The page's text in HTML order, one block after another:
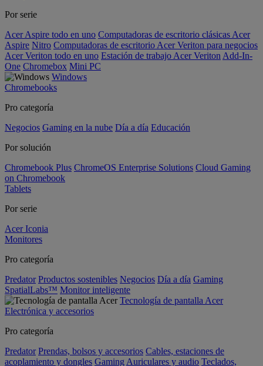
Por serie
Acer Aspire todo en uno Computadoras de escritorio clásicas Acer
Aspire Nitro Computadoras de escritorio Acer Veriton para negocios
Acer Veriton todo en uno Estación de trabajo Acer Veriton Add-In-
One Chromebox Mini PC
Windows
Chromebooks
Pro categoría
Negocios Gaming en la nube Día a día Educación
Por solución
Chromebook Plus ChromeOS Enterprise Solutions Cloud Gaming
on Chromebook
Tablets
Por serie
Acer Iconia
Monitores
Pro categoría
Predator Productos sostenibles Negocios Día a día Gaming
SpatialLabs™ Monitor inteligente
Tecnología de pantalla Acer
Electrónica y accesorios
Pro categoría
Predator Prendas, bolsos y accesorios Cables, estaciones de
acoplamiento y dongles Gaming Auriculares y audio Teclados,